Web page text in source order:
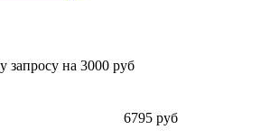
на 3000 руб
6795 руб